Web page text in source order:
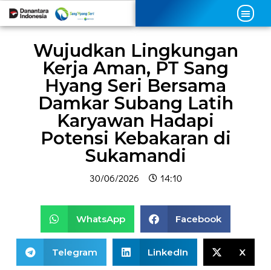
Wujudkan Lingkungan
Kerja Aman, PT Sang
Hyang Seri Bersama
Damkar Subang Latih
Karyawan Hadapi
Potensi Kebakaran di
Sukamandi
30/06/2026 14:10
WhatsApp Facebook
Telegram LinkedIn X